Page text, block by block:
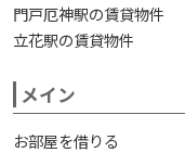
門戸厄神駅の賃貸物件
立花駅の賃貸物件
メイン
お部屋を借りる